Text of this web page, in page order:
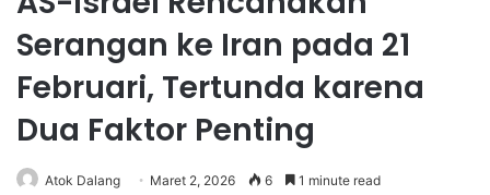
Serangan ke Iran pada 21
Februari, Tertunda karena
Dua Faktor Penting
Atok Dalang Maret 2, 2026 6 1 minute read